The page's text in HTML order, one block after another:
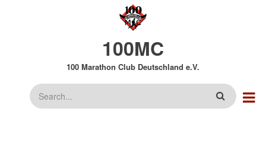
100MC
100 Marathon Club Deutschland e.V.
Suche